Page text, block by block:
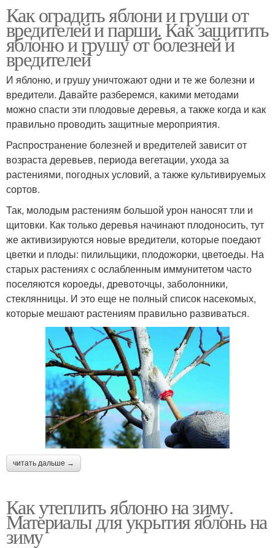
Как оградить яблони и груши от
вредителей и парши. Как защитить
яблоню и грушу от болезней и
вредителей
И яблоню, и грушу уничтожают одни и те же болезни и
вредители. Давайте разберемся, какими методами
можно спасти эти плодовые деревья, а также когда и как
правильно проводить защитные мероприятия.
Распространение болезней и вредителей зависит от
возраста деревьев, периода вегетации, ухода за
растениями, погодных условий, а также культивируемых
сортов.
Так, молодым растениям большой урон наносят тли и
щитовки. Как только деревья начинают плодоносить, тут
же активизируются новые вредители, которые поедают
цветки и плоды: пилильщики, плодожорки, цветоеды. На
старых растениях с ослабленным иммунитетом часто
поселяются короеды, древоточцы, заболонники,
стеклянницы. И это еще не полный список насекомых,
которые мешают растениям правильно развиваться.
читать дальше →
Как утеплить яблоню на зиму.
Материалы для укрытия яблонь на
зиму